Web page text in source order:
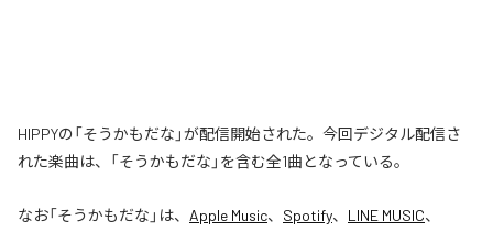
HIPPYの「そうかもだな」が配信開始された。今回デジタル配信さ
れた楽曲は、「そうかもだな」を含む全1曲となっている。
なお「そうかもだな 」は、 Apple Music、 Spotify、 LINE MUSIC、